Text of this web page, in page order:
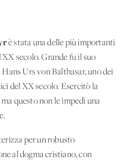
è stata una delle più importanti
secolo. Grande fu il suo
Urs von Balthasar, uno dei
del XX secolo. Esercitò la
questo non le impedì una
per un robusto
al dogma cristiano, con